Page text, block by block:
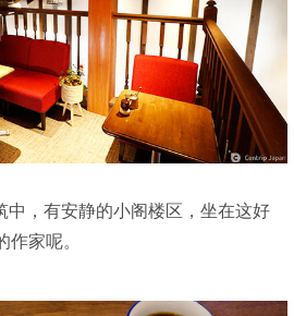
中，有安静的小阁楼区，坐在这好
家呢。